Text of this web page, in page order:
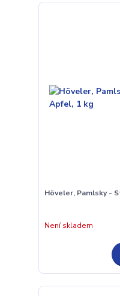
Höveler, Pamlsky -
Není skladem